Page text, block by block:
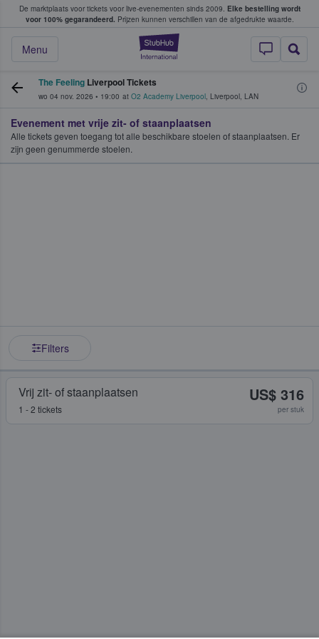
De marktplaats voor tickets voor live-evenementen sinds 2009. Elke bestelling wordt
voor 100% gegarandeerd. Prijzen kunnen verschillen van de afgedrukte waarde.
StubHub: waar
Menu
tickets kopen en verkopen
The Feeling Liverpool Tickets
wo 04 nov. 2026 • 19:00 at O2 Academy Liverpool, Liverpool, LAN
Evenement met vrije zit- of staanplaatsen
Alle tickets geven toegang tot alle beschikbare stoelen of staanplaatsen. Er
zijn geen genummerde stoelen.
Filters
Vrij zit- of staanplaatsen
1 - 2 tickets
US$ 316
per stuk